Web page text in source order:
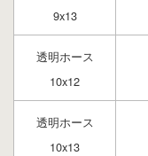
9x13
透明ホース
10x12
透明ホース
10x13